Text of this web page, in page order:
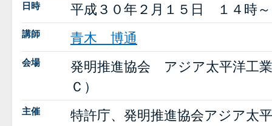
日時 平成３０年２月１５日 １４時
講師 青木 博通
会場
発明推進協会 アジア太平洋工
Ｃ）
主催 特許庁、発明推進協会アジア太